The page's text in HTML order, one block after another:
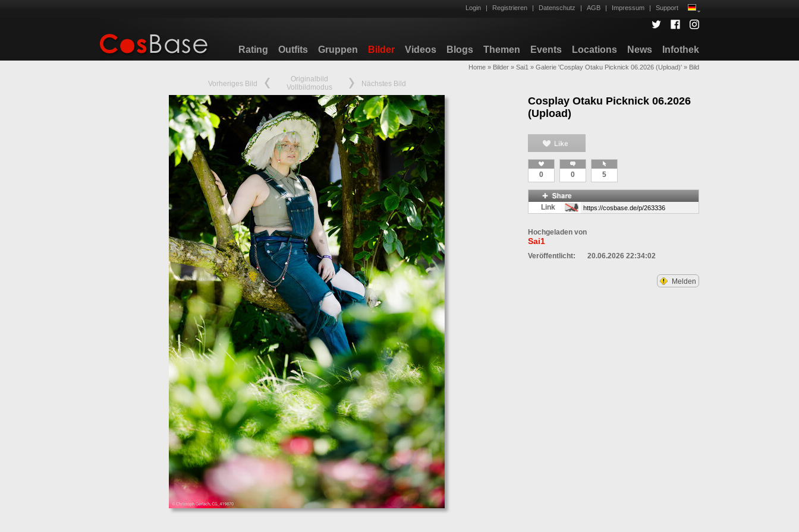
Login | Registrieren | Datenschutz | AGB | Impressum | Support
Rating Outfits Gruppen Bilder Videos Blogs Themen Events Locations News Infothek
Home » Bilder » Sai1 » Galerie 'Cosplay Otaku Picknick 06.2026 (Upload)' » Bild
Cosplay Otaku Picknick 06.2026
(Upload)
0 0 5
Link
Hochgeladen von
Sai1
Veröffentlicht: 20.06.2026 22:34:02
Melden
Vorheriges Bild
Originalbild
Vollbildmodus
Nächstes Bild